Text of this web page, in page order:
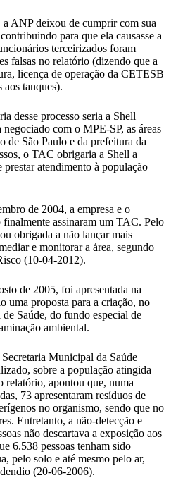
ANP deixou de cumprir com sua
para que ela causasse a
terceirizados foram
falsas no relatório (dizendo que a
licença de operação da CETESB
aos tanques).
desse processo seria a Shell
com o MPE-SP, as áreas
de São Paulo e da prefeitura da
o TAC obrigaria a Shell a
prestar atendimento à população
de 2004, a empresa e o
assinaram um TAC. Pelo
obrigada a não lançar mais
e monitorar a área, segundo
(10-04-2012).
de 2005, foi apresentada na
uma proposta para a criação, no
Saúde, do fundo especial de
ambiental.
Municipal da Saúde
sobre a população atingida
relatório, apontou que, numa
73 apresentaram resíduos de
no organismo, sendo que no
Entretanto, a não-detecção e
não descartava a exposição aos
6.538 pessoas tenham sido
pelo solo e até mesmo pelo ar,
(20-06-2006).